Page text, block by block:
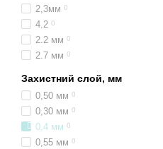
2,3мм 0
4.2 0
2.2 мм 0
2.7 мм 0
Захистний слой, мм
0,50 мм 0
0,30 мм 0
0,4 мм 0
0,55 мм 0